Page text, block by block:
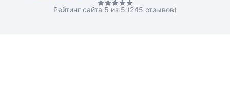
Рейтинг сайта 5 из 5 (245 отзывов)